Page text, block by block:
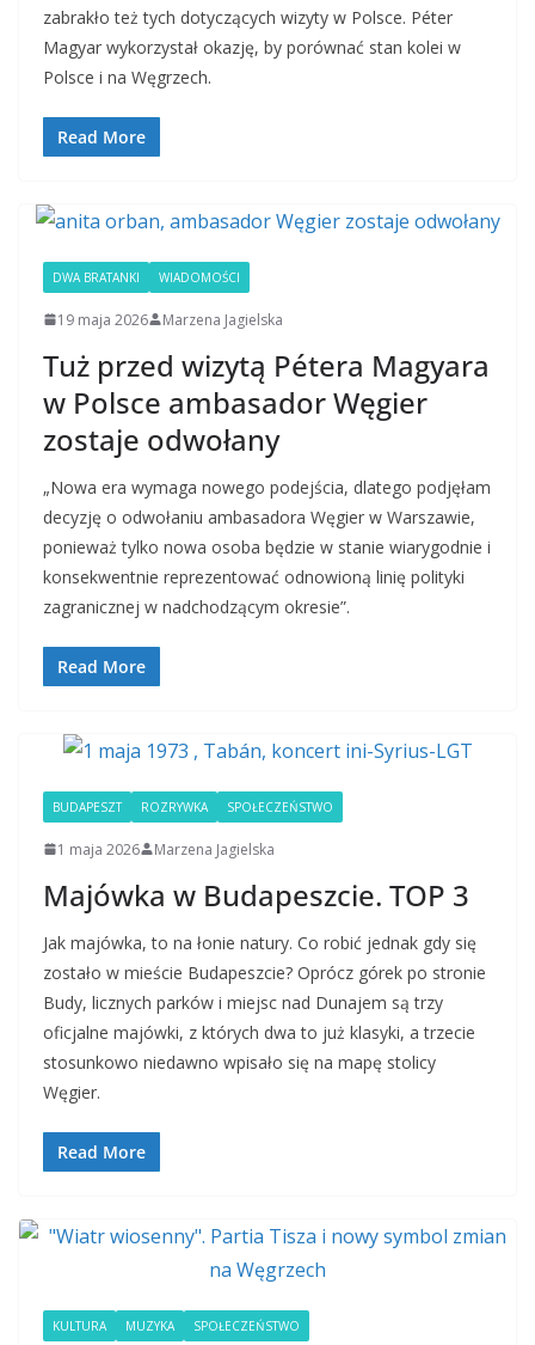
zabrakło też tych dotyczących wizyty w Polsce. Péter
Magyar wykorzystał okazję, by porównać stan kolei w
Polsce i na Węgrzech.
Read More
DWA BRATANKI WIADOMOŚCI
19 maja 2026 Marzena Jagielska
Tuż przed wizytą Pétera Magyara
w Polsce ambasador Węgier
zostaje odwołany
„Nowa era wymaga nowego podejścia, dlatego podjęłam
decyzję o odwołaniu ambasadora Węgier w Warszawie,
ponieważ tylko nowa osoba będzie w stanie wiarygodnie i
konsekwentnie reprezentować odnowioną linię polityki
zagranicznej w nadchodzącym okresie”.
Read More
BUDAPESZT ROZRYWKA SPOŁECZEŃSTWO
1 maja 2026 Marzena Jagielska
Majówka w Budapeszcie. TOP 3
Jak majówka, to na łonie natury. Co robić jednak gdy się
zostało w mieście Budapeszcie? Oprócz górek po stronie
Budy, licznych parków i miejsc nad Dunajem są trzy
oficjalne majówki, z których dwa to już klasyki, a trzecie
stosunkowo niedawno wpisało się na mapę stolicy
Węgier.
Read More
KULTURA MUZYKA SPOŁECZEŃSTWO